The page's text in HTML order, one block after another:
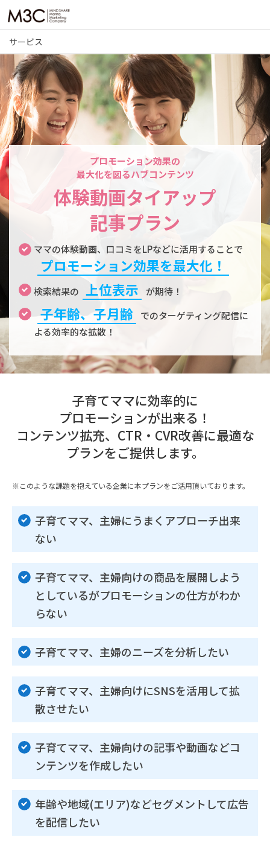
マインドシェ
ア・ママ・マー
ケティング・カ
ンパニー
サービス
プロモーション効果の
最大化を図るハブコンテンツ
体験動画タイアップ
記事プラン
ママの体験動画、口コミをLPなどに活用することで
プロモーション効果を最大化！
検索結果の 上位表示 が期待！
子年齢、子月齢
でのターゲティング配信に
よる効率的な拡散！
子育てママに効率的に
プロモーションが出来る！
コンテンツ拡充、CTR・CVR改善に最適な
プランをご提供します。
※このような課題を抱えている企業に本プランをご活用頂いております。
子育てママ、主婦にうまくアプローチ出来
ない
子育てママ、主婦向けの商品を展開しよう
としているがプロモーションの仕方がわか
らない
子育てママ、主婦のニーズを分析したい
子育てママ、主婦向けにSNSを活用して拡
散させたい
子育てママ、主婦向けの記事や動画などコ
ンテンツを作成したい
年齢や地域(エリア)などセグメントして広告
を配信したい